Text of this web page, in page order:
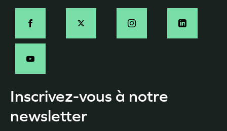
Social
Inscrivez-vous à notre
newsletter